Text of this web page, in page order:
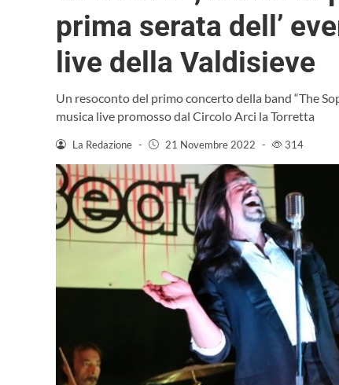
prima serata dell’
live della Valdisieve
Un resoconto del primo concerto della band “The
musica live promosso dal Circolo Arci la Torretta
La Redazione - 21 Novembre 2022 - 314